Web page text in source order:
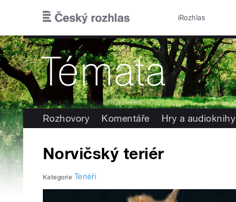
iRozhlas
Rozhovory Komentáře Hry a audioknihy
Norvičský teriér
Kategorie Teriéři